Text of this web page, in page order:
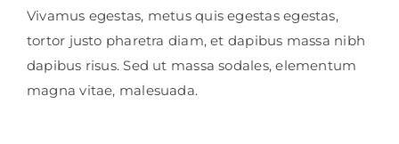
Vivamus egestas, metus quis egestas egestas,
tortor justo pharetra diam, et dapibus massa nibh
dapibus risus. Sed ut massa sodales, elementum
magna vitae, malesuada.